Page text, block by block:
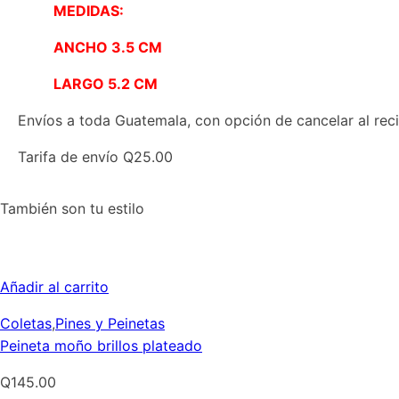
MEDIDAS:
ANCHO 3.5 CM
LARGO 5.2 CM
Envíos a toda Guatemala, con opción de cancelar al
Tarifa de envío Q25.00
También son tu estilo
Añadir al carrito
Coletas,Pines y Peinetas
Peineta moño brillos plateado
Q145.00